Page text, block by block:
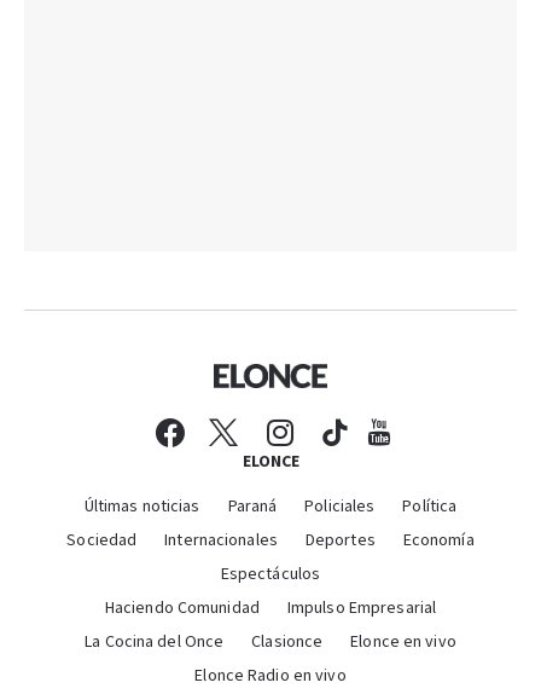
ELONCE
Últimas noticias Paraná Policiales
Política
Sociedad
Internacionales Deportes
Economía
Espectáculos
Haciendo Comunidad
Impulso Empresarial
La Cocina del Once
Clasionce
Elonce en vivo
Elonce Radio en vivo